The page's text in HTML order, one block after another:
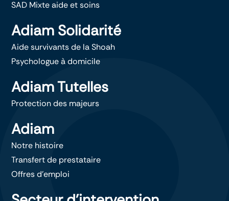
SAD Mixte aide et soins
Adiam Solidarité
Aide survivants de la Shoah
Psychologue à domicile
Adiam Tutelles
Protection des majeurs
Adiam
Notre histoire
Transfert de prestataire
Offres d’emploi